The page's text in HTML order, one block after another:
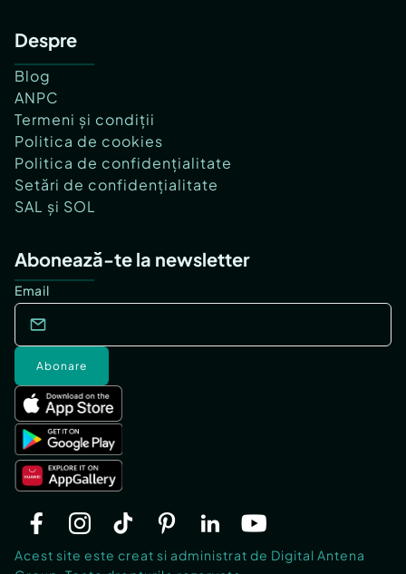
Despre
Blog
ANPC
Termeni și condiții
Politica de cookies
Politica de confidențialitate
Setări de confidențialitate
SAL și SOL
Abonează-te la newsletter
Email
Abonare
Acest site este creat si administrat de Digital Antena